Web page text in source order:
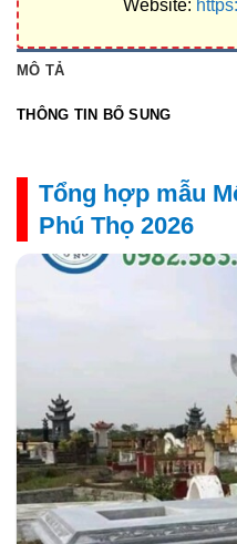
Website:
MÔ TẢ
THÔNG TIN BỔ SUNG
Tổng hợp mẫu
Phú Thọ 2026